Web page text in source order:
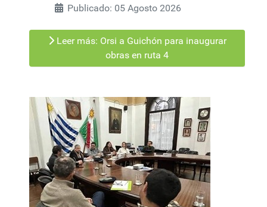
Publicado: 05 Agosto 2026
Leer más: Orsi a Guichón para inaugurar
obras en ruta 4